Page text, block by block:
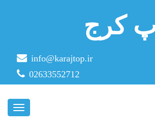
کرج
info@karajtop.ir
02633552712
ناوبری